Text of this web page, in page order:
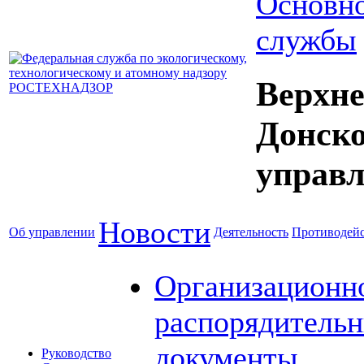
службы
Об управлении Новости Деятельность
Руководство